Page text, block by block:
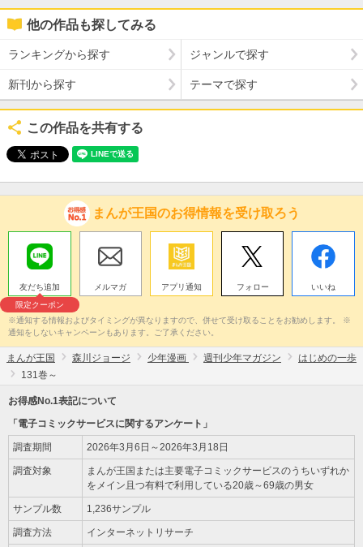
他の作品も探してみる
ランキングから探す ジャンルで探す
新刊から探す テーマで探す
この作品を共有する
まんが王国のお得情報を受け取ろう
友だち追加
限定クーポン
メルマガ アプリ通知 フォロー いいね
※通知する情報およびタイミングが異なりますので、併せて受け取ることをお勧めします。 ※
通知をしないキャンペーンもあります。ご了承ください。
まんが王国 森川ジョージ 少年漫画 週刊少年マガジン
はじめの一歩
131巻～
お得感No.1表記について
「電子コミックサービスに関するアンケート」
調査期間 2026年3月6日～2026年3月18日
調査対象
まんが王国または主要電子コミックサービスのうちいずれか
をメイン且つ有料で利用している20歳～69歳の男女
サンプル数 1,236サンプル
調査方法 インターネットリサーチ